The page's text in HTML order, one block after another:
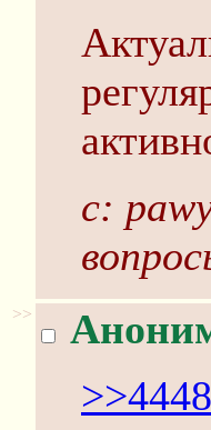
с:
>>
>>4448